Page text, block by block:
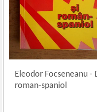
Eleodor Focseneanu-
roman-spaniol